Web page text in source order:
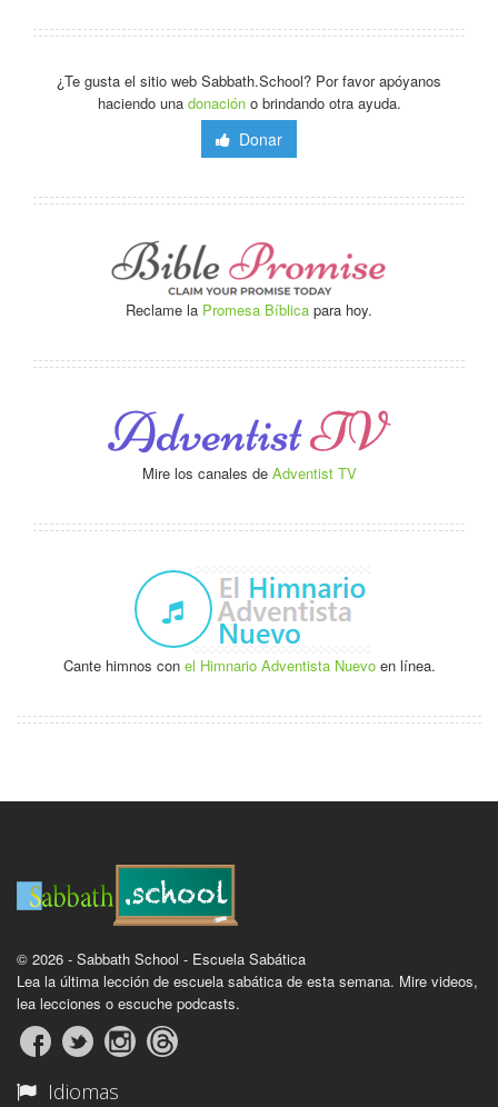
¿Te gusta el sitio web Sabbath.School? Por favor apóyanos
haciendo una donacióno brindando otra ayuda.
Donar
Reclame la Promesa Bíblica para hoy.
Mire los canales de Adventist TV
Cante himnos con el Himnario Adventista Nuevoen línea.
© 2026 - Sabbath School - Escuela Sabática
Lea la última lección de escuela sabática de esta semana. Mire videos,
lea lecciones o escuche podcasts.
Idiomas